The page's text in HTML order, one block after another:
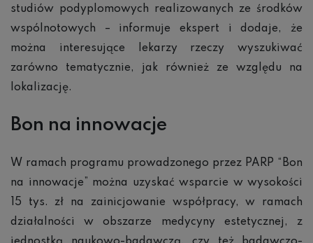
studiów podyplomowych realizowanych ze środków
wspólnotowych – informuje ekspert i dodaje, że
można interesujące lekarzy rzeczy wyszukiwać
zarówno tematycznie, jak również ze względu na
lokalizację.
Bon na innowacje
W ramach programu prowadzonego przez PARP “Bon
na innowacje” można uzyskać wsparcie w wysokości
15 tys. zł na zainicjowanie współpracy, w ramach
działalności w obszarze medycyny estetycznej, z